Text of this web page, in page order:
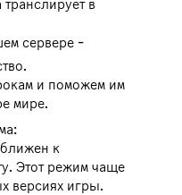
в
сервере -
и поможем им
мире.
к
Этот режим чаще
версиях игры.